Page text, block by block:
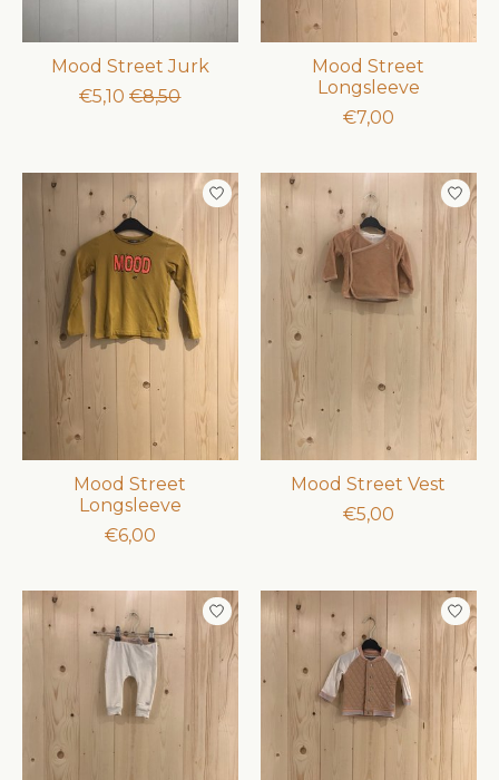
Mood Street Jurk
€5,10 €8,50
Mood Street
Longsleeve
€7,00
Mood Street
Longsleeve
€6,00
Mood Street Vest
€5,00